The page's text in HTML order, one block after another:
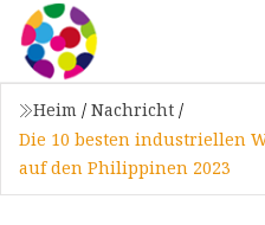
Heim / Nachricht /
Die 10 besten industriellen
auf den Philippinen 2023